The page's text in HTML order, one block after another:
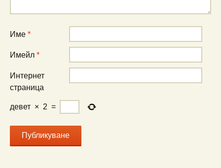
Име *
Имейл *
Интернет
страница
девет × 2 =